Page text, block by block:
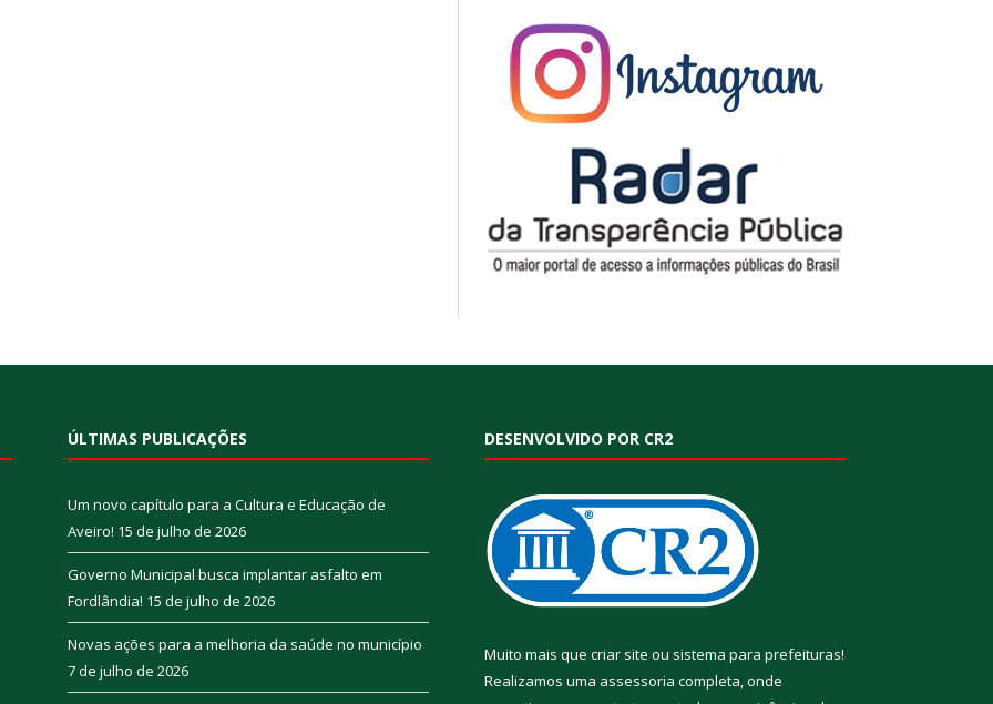
ÚLTIMAS PUBLICAÇÕES
Um novo capítulo para a Cultura e Educação de
Aveiro! 15 de julho de 2026
Governo Municipal busca implantar asfalto em
Fordlândia! 15 de julho de 2026
Novas ações para a melhoria da saúde no município
7 de julho de 2026
DESENVOLVIDO POR CR2
Muito mais que criar site ou sistema para prefeituras!
Realizamos uma assessoria completa, onde